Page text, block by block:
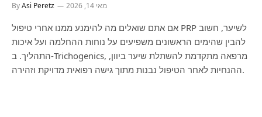
ByAsi Peretz מאי 14, 2026
אם אתם שואלים מה להימנע ממנו אחרי טיפול PRP לשיער, חשוב
להבין שהימים הראשונים משפיעים על נוחות ההחלמה ועל איכות
התהליך. ב-Trichogenics, מרפאה מתקדמת להשתלת שיער ביוון,
ההנחיות לאחר הטיפול נבנות מתוך גישה רפואית מדויקת וזהירה.